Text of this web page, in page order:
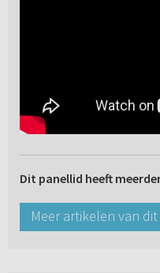
Dit panellid heeft
Meer artikelen van